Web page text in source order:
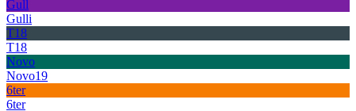
Gull
Gulli
T18
T18
Novo
Novo19
6ter
6ter